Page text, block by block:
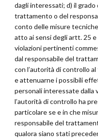
dagli interessati; d) il
trattamento o del
conto delle misure
atto ai sensi degli artt. 25
violazioni pertinenti
dal responsabile del
con l’autorità di controllo
e attenuarne i possibili
personali interessate dalla
l’autorità di controllo ha
particolare se e in che
responsabile del
qualora siano stati